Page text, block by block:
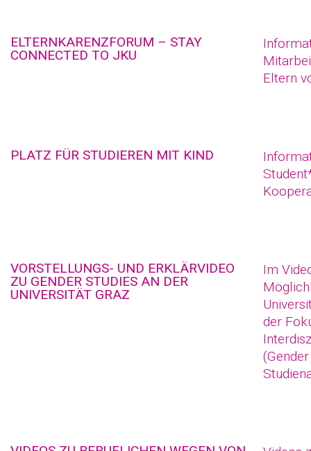
ELTERNKARENZFORUM – STAY
CONNECTED TO JKU
Eltern
PLATZ FÜR STUDIEREN MIT KIND
VORSTELLUNGS- UND ERKLÄRVIDEO
ZU GENDER STUDIES AN DER
UNIVERSITÄT GRAZ
Im
der